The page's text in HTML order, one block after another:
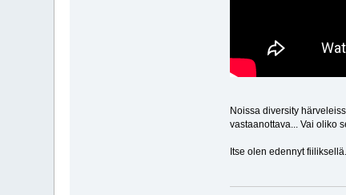
Noissa diversity
vastaanottava... Vai oliko
Itse olen edennyt